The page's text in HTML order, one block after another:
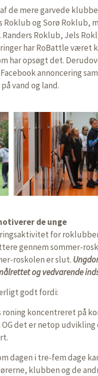
de mere garvede
Roklub og Sorø Roklub,
Roklub, Jels
har RoBattle været
har opsøgt det.
annoncering
vand og land.
de unge
for
gennem sommer-
roskolen er slut.
og vedvarende
godt fordi:
roning koncentreret på
det er netop udvikling
dagen i tre-fem dage
klubben og de